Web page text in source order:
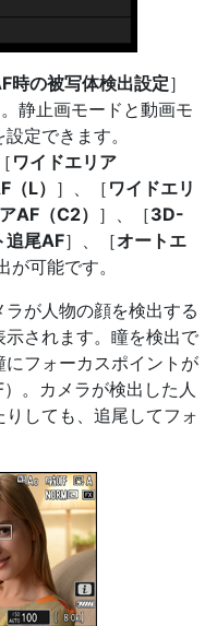
時の被写体検出設定］
静止画モードと動画モ
定できます。
ワイドエリア
L） ］、［ ワイドエリ
AF（C2） ］、［3D-
追尾AF］、［オートエ
可能です。
が人物の顔を検出する
されます。瞳を検出で
フォーカスポイントが
。カメラが検出した人
しても、追尾してフォ